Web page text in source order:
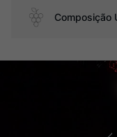
Composição